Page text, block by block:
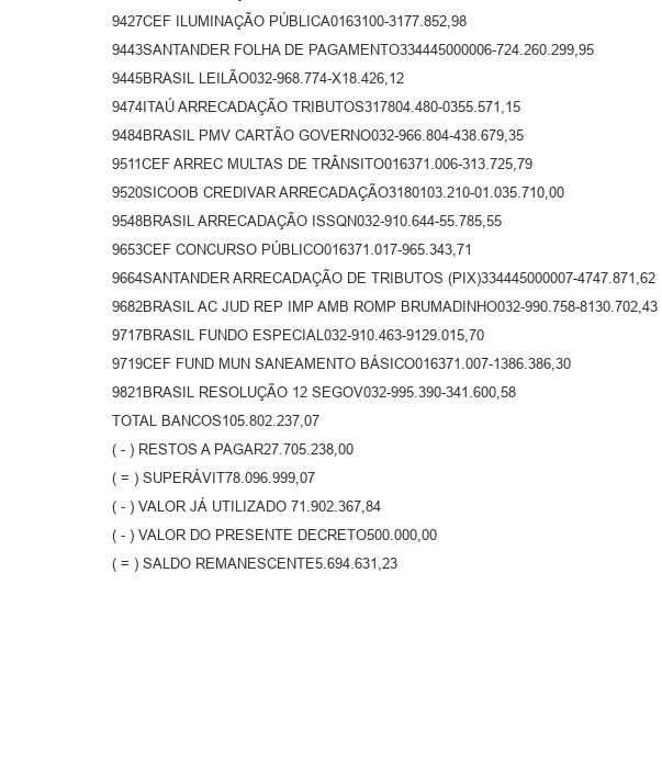
9427CEF ILUMINAÇÃO PÚBLICA0163100-3177.852,98
9443SANTANDER FOLHA DE PAGAMENTO334445000006-724.260.299,95
9445BRASIL LEILÃO032-968.774-X18.426,12
9474ITAÚ ARRECADAÇÃO TRIBUTOS317804.480-0355.571,15
9484BRASIL PMV CARTÃO GOVERNO032-966.804-438.679,35
9511CEF ARREC MULTAS DE TRÂNSITO016371.006-313.725,79
9520SICOOB CREDIVAR ARRECADAÇÃO3180103.210-01.035.710,00
9548BRASIL ARRECADAÇÃO ISSQN032-910.644-55.785,55
9653CEF CONCURSO PÚBLICO016371.017-965.343,71
9664SANTANDER ARRECADAÇÃO DE TRIBUTOS (PIX)334445000007-4747.871,62
9682BRASIL AC JUD REP IMP AMB ROMP BRUMADINHO032-990.758-8130.702,43
9717BRASIL FUNDO ESPECIAL032-910.463-9129.015,70
9719CEF FUND MUN SANEAMENTO BÁSICO016371.007-1386.386,30
9821BRASIL RESOLUÇÃO 12 SEGOV032-995.390-341.600,58
TOTAL BANCOS105.802.237,07
( - ) RESTOS A PAGAR27.705.238,00
( = ) SUPERÁVIT78.096.999,07
( - ) VALOR JÁ UTILIZADO 71.902.367,84
( - ) VALOR DO PRESENTE DECRETO500.000,00
( = ) SALDO REMANESCENTE5.694.631,23